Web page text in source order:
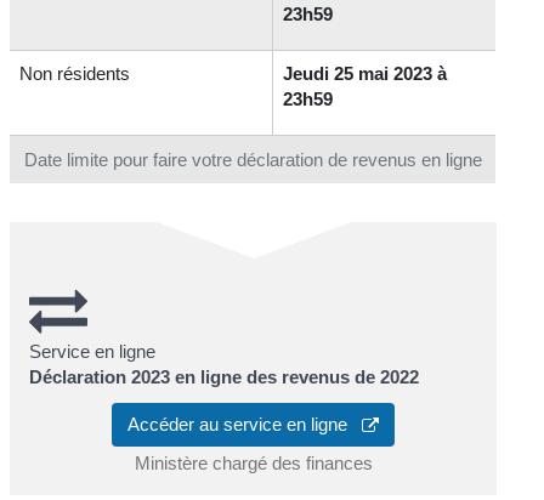
Date limite pour faire votre déclaration de revenus en ligne
23h59
Non résidents
Jeudi 25 mai 2023 à
23h59
Service en ligne
Déclaration 2023 en ligne des revenus de 2022
Accéder au service en ligne
Ministère chargé des finances